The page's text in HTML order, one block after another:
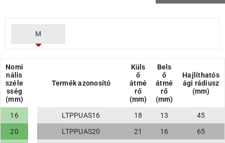
M
Nomi
nális
széle
sség
(mm)
Termék azonosító
Küls
ő
átmé
rő
(mm)
Bels
ő
átmé
rő
(mm)
Hajlíthatós
ági rádiusz
(mm)
16 LTPPUAS16 18 13
45
20
LTPPUAS20 21 16
65